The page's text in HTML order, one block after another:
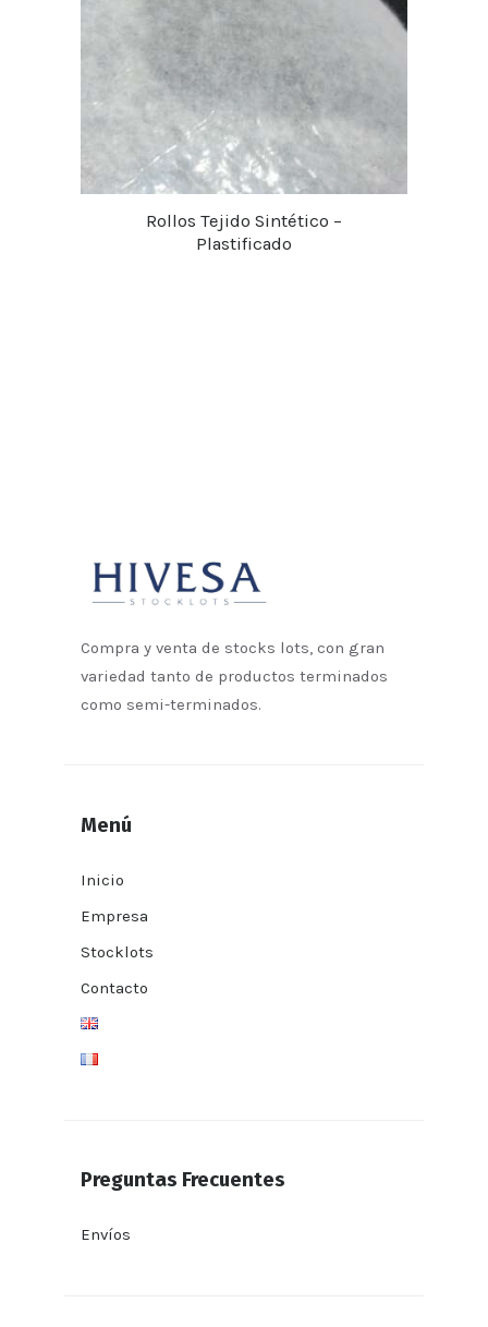
Rollos Tejido Sintético –
Plastificado
Compra y venta de stocks lots, con gran
variedad tanto de productos terminados
como semi-terminados.
Menú
Inicio
Empresa
Stocklots
Contacto
Preguntas Frecuentes
Envíos